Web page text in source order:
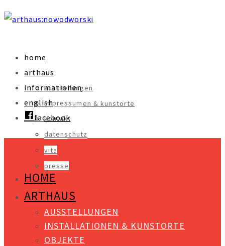
home
arthaus
ausstellungen
installationen & kunstorte
objekte
videos
vita
presse
informationen
impressum
kontakt
datenschutz
english
facebook
HOME
ARTHAUS
AUSSTELLUNGEN
INSTALLATIONEN & KUNSTORTE
OBJEKTE